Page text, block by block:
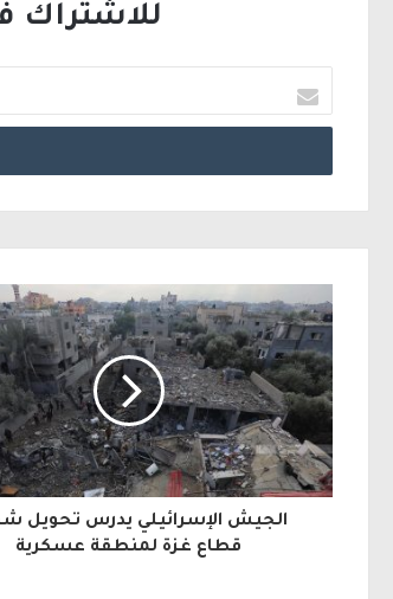
للاشتراك
د
خ
ل
ب
ي
د
ك
ا
ل
الجيش الإسرائيلي يدرس تحويل
قطاع غزة لمنطقة عسكرية